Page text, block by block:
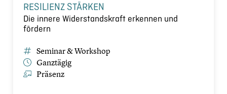
RESILIENZ STÄRKEN
Die innere Widerstandskraft erkennen und
fördern
Seminar & Workshop
Ganztägig
Präsenz